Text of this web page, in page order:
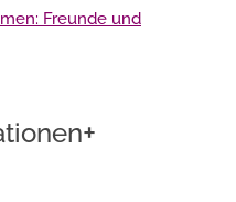
Freunde und
+